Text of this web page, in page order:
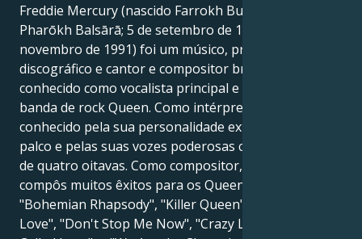
Freddie Mercury (nascido Farrokh Bulsara; Gujarati:
Pharōkh Balsārā; 5 de setembro de 1946 - 24 de
novembro de 1991) foi um músico, produtor
discográfico e cantor e compositor britânico, mais
conhecido como vocalista principal e letrista da
banda de rock Queen. Como intérprete, era
conhecido pela sua personalidade extravagante em
palco e pelas suas vozes poderosas com um alcance
de quatro oitavas. Como compositor, Mercury
compôs muitos êxitos para os Queen, incluindo
"Bohemian Rhapsody", "Killer Queen", "Somebody to
Love", "Don't Stop Me Now", "Crazy Little Thing